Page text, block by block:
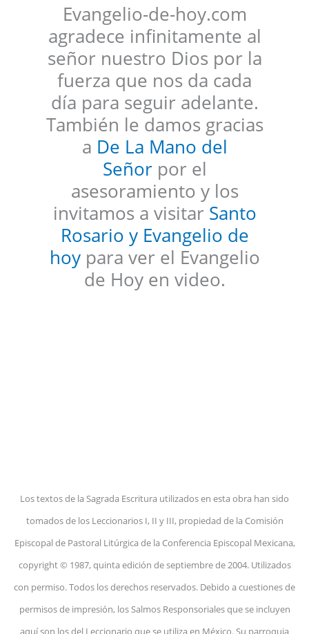
Evangelio-de-hoy.com
agradece infinitamente al
señor nuestro Dios por la
fuerza que nos da cada
día para seguir adelante.
También le damos gracias
a De La Mano del
Señorpor el
asesoramiento y los
invitamos a visitar Santo
Rosario y Evangelio de
hoypara ver el Evangelio
de Hoy en video.
Los textos de la Sagrada Escritura utilizados en esta obra han sido
tomados de los Leccionarios I, II y III, propiedad de la Comisión
Episcopal de Pastoral Litúrgica de la Conferencia Episcopal Mexicana,
copyright © 1987, quinta edición de septiembre de 2004. Utilizados
con permiso. Todos los derechos reservados. Debido a cuestiones de
permisos de impresión, los Salmos Responsoriales que se incluyen
aquí son los del Leccionario que se utiliza en México. Su parroquia